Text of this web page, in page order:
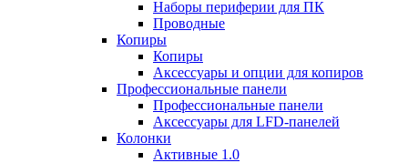
Наборы периферии для ПК
Проводные
Копиры
Копиры
Аксессуары и опции для копиров
Профессиональные панели
Профессиональные панели
Аксессуары для LFD-панелей
Колонки
Активные 1.0